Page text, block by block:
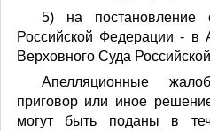
5) на постановление
Российской Федерации - в
Верховного Суда
Апелляционные
приговор или иное
могут быть поданы в